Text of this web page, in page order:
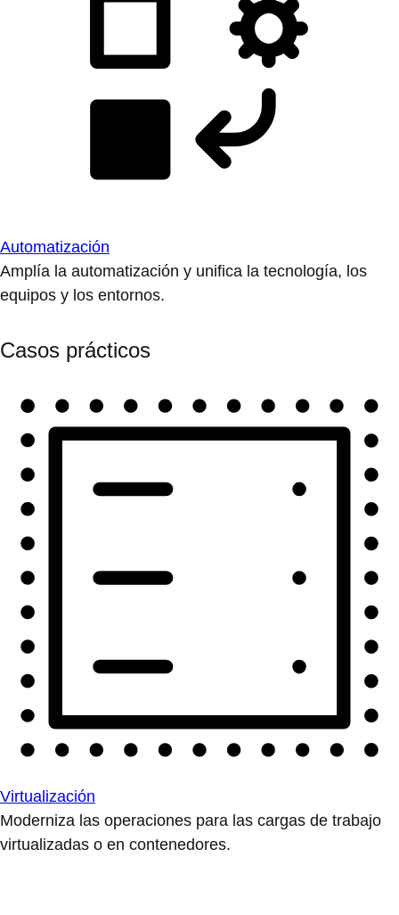
Automatización
Amplía la automatización y unifica la tecnología, los
equipos y los entornos.
Casos prácticos
Virtualización
Moderniza las operaciones para las cargas de trabajo
virtualizadas o en contenedores.